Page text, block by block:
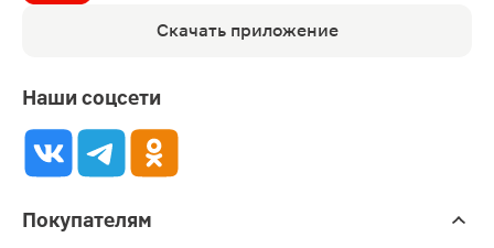
Скачать приложение
Наши соцсети
Покупателям